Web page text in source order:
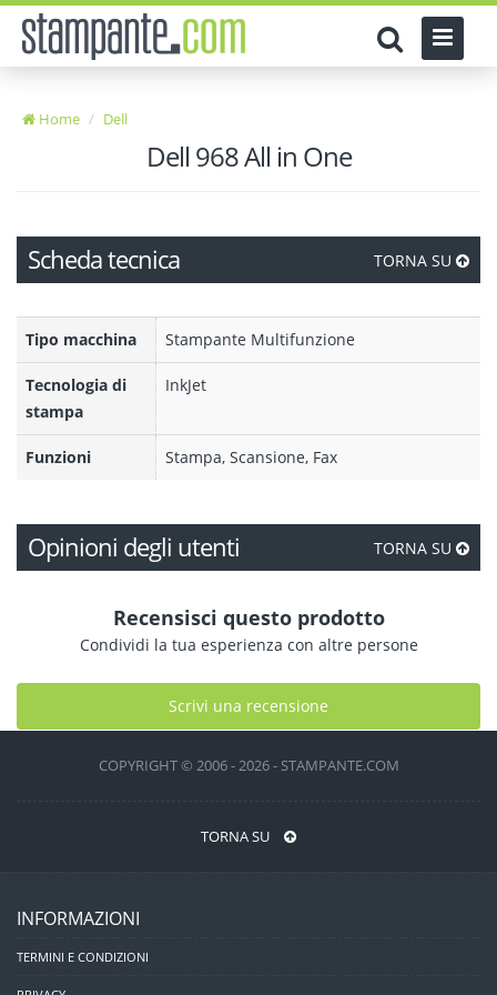
Home Dell
Dell 968 All in One
Scheda tecnica TORNA SU
Tipo macchina Stampante Multifunzione
Tecnologia di
stampa
InkJet
Funzioni Stampa, Scansione, Fax
Opinioni degli utenti TORNA SU
Recensisci questo prodotto
Condividi la tua esperienza con altre persone
Scrivi una recensione
COPYRIGHT © 2006 - 2026 - STAMPANTE.COM
TORNA SU
INFORMAZIONI
TERMINI E CONDIZIONI